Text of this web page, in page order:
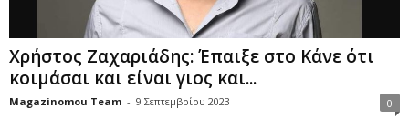
Χρήστος Ζαχαριάδης: Έπαιξε στο Κάνε ότι
κοιμάσαι και είναι γιος και...
Magazinomou Team - 9 Σεπτεμβρίου 2023 0